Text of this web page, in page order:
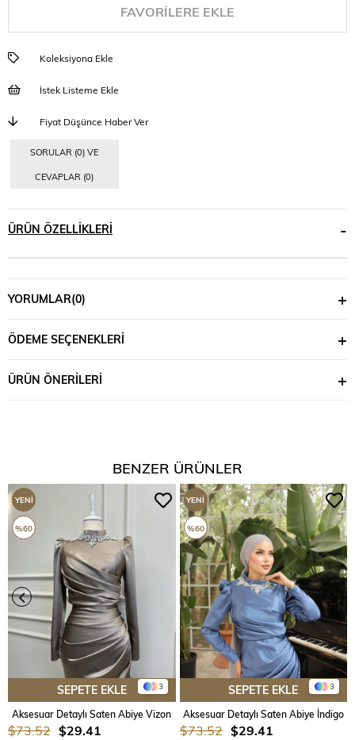
FAVORILERE EKLE
Koleksiyona Ekle
İstek Listeme Ekle
Fiyat Düşünce Haber Ver
SORULAR (0) VE
CEVAPLAR (0)
ÜRÜN ÖZELLIKLERI
YORUMLAR(0)
ÖDEME SEÇENEKLERI
ÜRÜN ÖNERILERI
BENZER ÜRÜNLER
3
SEPETE EKLE
Aksesuar Detaylı Saten Abiye Vizon
$29.41
$73.52
YENI
ÜRÜN
%60
3
SEPETE EKLE
Aksesuar Detaylı Saten Abiye İndigo
$29.41
$73.52
YENI
ÜRÜN
%60